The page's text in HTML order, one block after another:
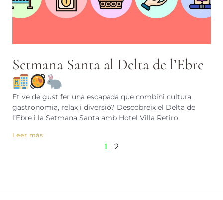
Setmana Santa al Delta de l’Ebre
Et ve de gust fer una escapada que combini cultura,
gastronomia, relax i diversió? Descobreix el Delta de
l’Ebre i la Setmana Santa amb Hotel Villa Retiro.
Leer más
1 2